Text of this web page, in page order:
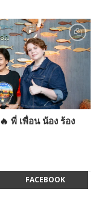
พี่ เพื่อน น้อง ร้อง
FACEBOOK